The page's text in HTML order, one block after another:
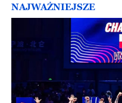
NAJWAŻNIEJSZE